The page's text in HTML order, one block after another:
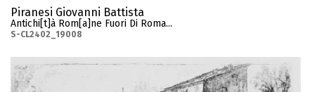
Piranesi Giovanni Battista
Antichi[t]à Rom[a]ne Fuori Di Roma...
S-CL2402_19008